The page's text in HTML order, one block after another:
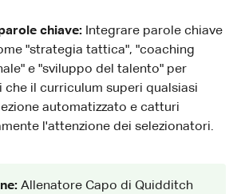
chiave: Integrare parole chiave
"strategia tattica", "coaching
e "sviluppo del talento" per
che il curriculum superi qualsiasi
automatizzato e catturi
l'attenzione dei selezionatori.
Allenatore Capo di Quidditch